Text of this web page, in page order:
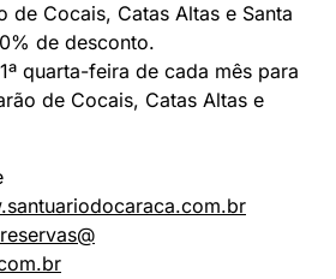
de Cocais, Catas Altas e Santa
de desconto.
quarta-feira de cada mês para
de Cocais, Catas Altas e